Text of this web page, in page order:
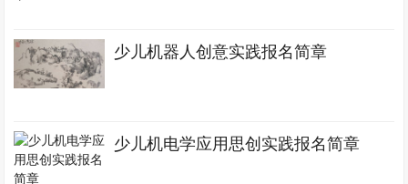
少儿机器人创意实践报名简章
少儿机电学应用思创实践报名简章